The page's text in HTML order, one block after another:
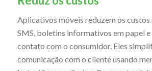
Aplicativos móveis reduzem os custos
SMS, boletins informativos em papel
contato com o consumidor. Eles
comunicação com o cliente usando